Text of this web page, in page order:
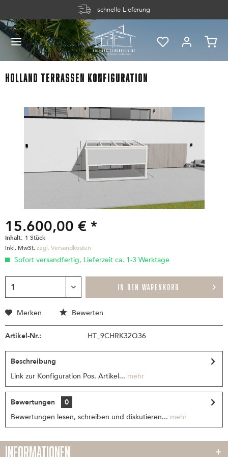
schnelle Lieferung
Holland Terrassen Konfiguration
15.600,00 € *
Inhalt: 1 Stück
inkl. MwSt.zzgl. Versandkosten
Sofort versandfertig, Lieferzeit ca. 1-3 Werktage
IN DEN WARENKORB
Merken Bewerten
Artikel-Nr.: HT_9CHRK32Q36
Beschreibung
Link zur Konfiguration Pos. Artikel... mehr
Bewertungen
0
Bewertungen lesen, schreiben und diskutieren... mehr
INFORMATIONEN